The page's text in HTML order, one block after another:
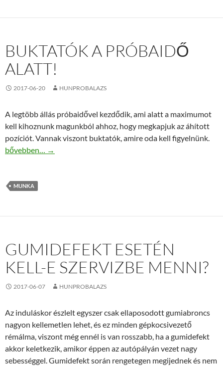
BUKTATÓK A PRÓBAIDŐ
ALATT!
2017-06-20 HUNPROBALAZS
A legtöbb állás próbaidővel kezdődik, ami alatt a maximumot
kell kihoznunk magunkból ahhoz, hogy megkapjuk az áhított
pozíciót. Vannak viszont buktatók, amire oda kell figyelnünk.
Buktatók a próbaidő alatt!
bővebben… →
MUNKA
GUMIDEFEKT ESETÉN
KELL-E SZERVIZBE MENNI?
2017-06-07 HUNPROBALAZS
Az induláskor észlelt egyszer csak ellaposodott gumiabroncs
nagyon kellemetlen lehet, és ez minden gépkocsivezető
rémálma, viszont még ennél is van rosszabb, ha a gumidefekt
akkor keletkezik, amikor éppen az autópályán vezet nagy
sebességgel. Gumidefekt során rengetegen megijednek és nem